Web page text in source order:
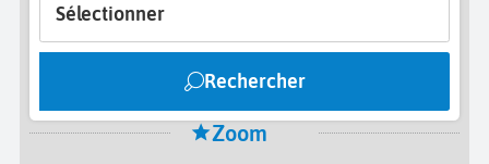
Sélectionner
Rechercher
Zoom